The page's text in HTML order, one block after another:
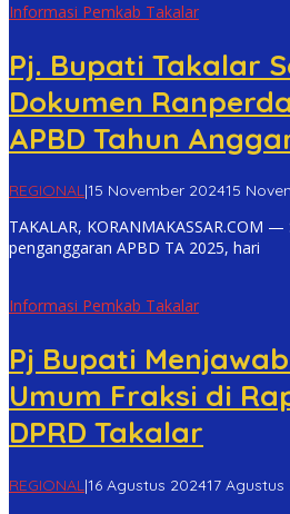
Informasi Pemkab Takalar
Pj. Bupati Takalar
Dokumen
APBD Tahun
REGIONAL|15 November 202415
TAKALAR, KORANMAKASSAR.COM
penganggaran APBD TA 2025, hari
Informasi Pemkab Takalar
Pj Bupati
Umum Fraksi di
DPRD Takalar
REGIONAL |16 Agustus 202417 Agustus